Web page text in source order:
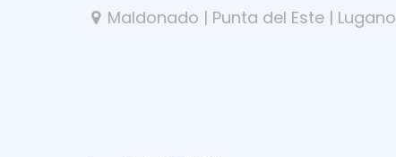
Maldonado | Punta del Este | Lugano